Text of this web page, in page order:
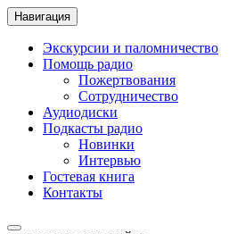
Навигация
Экскурсии и паломничество
Помощь радио
Пожертвования
Сотрудничество
Аудиодиски
Подкасты радио
Новинки
Интервью
Гостевая книга
Контакты